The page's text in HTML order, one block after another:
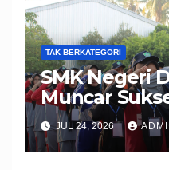
Muharram
TAK BERKATEGORI
SMK Negeri
Muncar
Ramah
Peserta
Disiplin, dan
JUL 24, 2026